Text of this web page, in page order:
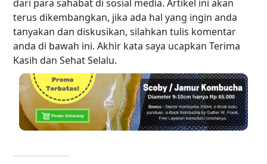
dari para sahabat di sosial media. Artikel ini akan
terus dikembangkan, jika ada hal yang ingin anda
tanyakan dan diskusikan, silahkan tulis komentar
anda di bawah ini. Akhir kata saya ucapkan Terima
Kasih dan Sehat Selalu.